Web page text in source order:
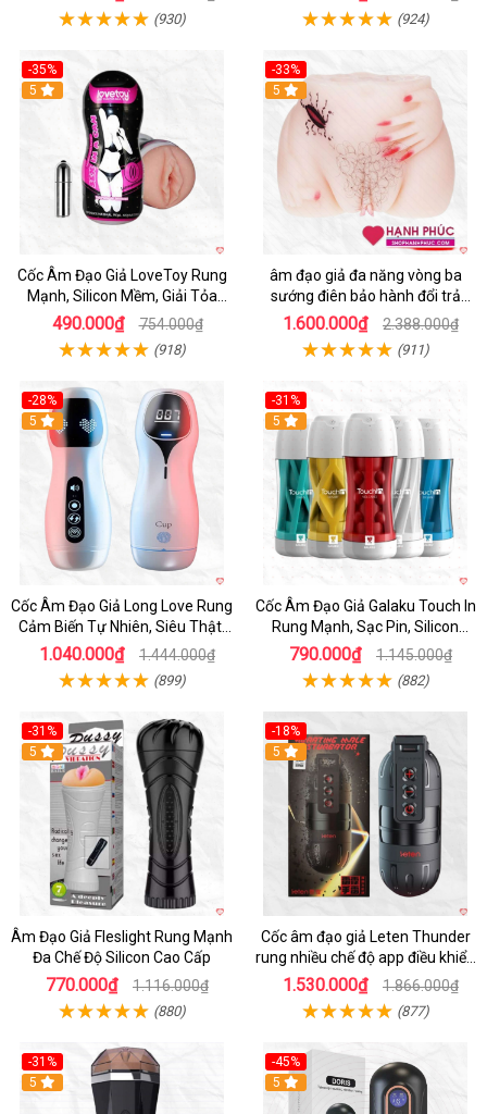
(930) (924)
-35%
5
Cốc Âm Đạo Giả LoveToy Rung
Mạnh, Silicon Mềm, Giải Tỏa
Sinh Lý
490.000₫ 754.000₫
(918)
-33%
5
âm đạo giả đa năng vòng ba
sướng điên bảo hành đổi trả
nhanh
1.600.000₫ 2.388.000₫
(911)
-28%
5
Cốc Âm Đạo Giả Long Love Rung
Cảm Biến Tự Nhiên, Siêu Thật,
Sướng
1.040.000₫ 1.444.000₫
(899)
-31%
Hot
5
Cốc Âm Đạo Giả Galaku Touch In
Rung Mạnh, Sạc Pin, Silicon
Mềm
790.000₫ 1.145.000₫
(882)
-31%
5
Âm Đạo Giả Fleslight Rung Mạnh
Đa Chế Độ Silicon Cao Cấp
770.000₫ 1.116.000₫
(880)
-18%
5
Cốc âm đạo giả Leten Thunder
rung nhiều chế độ app điều khiển
tiện lợi
1.530.000₫ 1.866.000₫
(877)
-31%
5
-45%
Hot
5